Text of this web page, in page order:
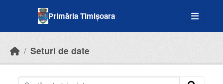
Primăria Timișoara
Seturi de date